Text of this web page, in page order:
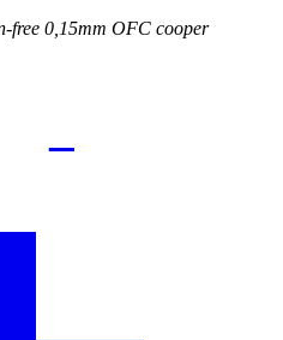
free 0,15mm OFC cooper